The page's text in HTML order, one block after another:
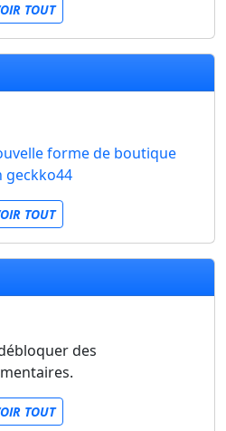
TOUT
forme de boutique
geckko44
TOUT
des
TOUT